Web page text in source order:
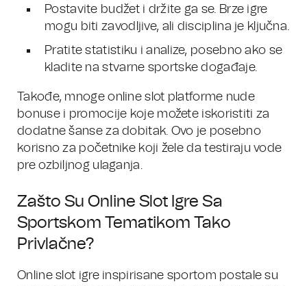
Postavite budžet i držite ga se. Brze igre
mogu biti zavodljive, ali disciplina je ključna.
Pratite statistiku i analize, posebno ako se
kladite na stvarne sportske događaje.
Takođe, mnoge online slot platforme nude
bonuse i promocije koje možete iskoristiti za
dodatne šanse za dobitak. Ovo je posebno
korisno za početnike koji žele da testiraju vode
pre ozbiljnog ulaganja.
Zašto Su Online Slot Igre Sa
Sportskom Tematikom Tako
Privlačne?
Online slot igre inspirisane sportom postale su